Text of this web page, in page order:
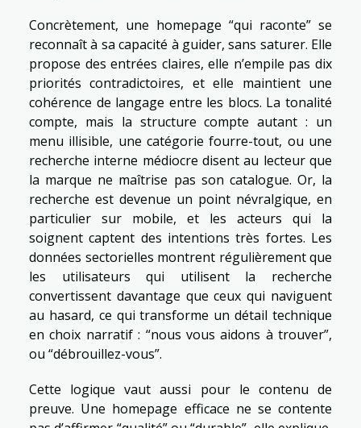
Concrètement, une homepage “qui raconte” se
reconnaît à sa capacité à guider, sans saturer. Elle
propose des entrées claires, elle n’empile pas dix
priorités contradictoires, et elle maintient une
cohérence de langage entre les blocs. La tonalité
compte, mais la structure compte autant : un
menu illisible, une catégorie fourre-tout, ou une
recherche interne médiocre disent au lecteur que
la marque ne maîtrise pas son catalogue. Or, la
recherche est devenue un point névralgique, en
particulier sur mobile, et les acteurs qui la
soignent captent des intentions très fortes. Les
données sectorielles montrent régulièrement que
les utilisateurs qui utilisent la recherche
convertissent davantage que ceux qui naviguent
au hasard, ce qui transforme un détail technique
en choix narratif : “nous vous aidons à trouver”,
ou “débrouillez-vous”.
Cette logique vaut aussi pour le contenu de
preuve. Une homepage efficace ne se contente